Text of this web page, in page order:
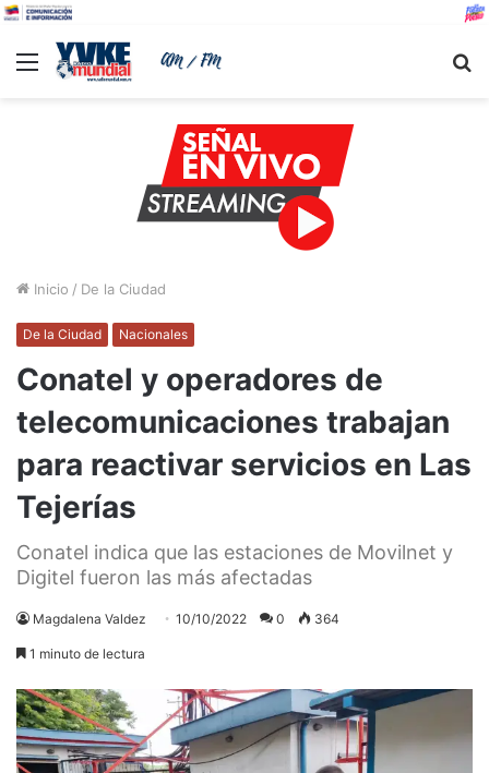
Menu
Inicio / De la Ciudad
De la Ciudad Nacionales
Conatel y operadores de
telecomunicaciones trabajan
para reactivar servicios en Las
Tejerías
Conatel indica que las estaciones de Movilnet y
Digitel fueron las más afectadas
Magdalena Valdez 10/10/2022 0 364
1 minuto de lectura